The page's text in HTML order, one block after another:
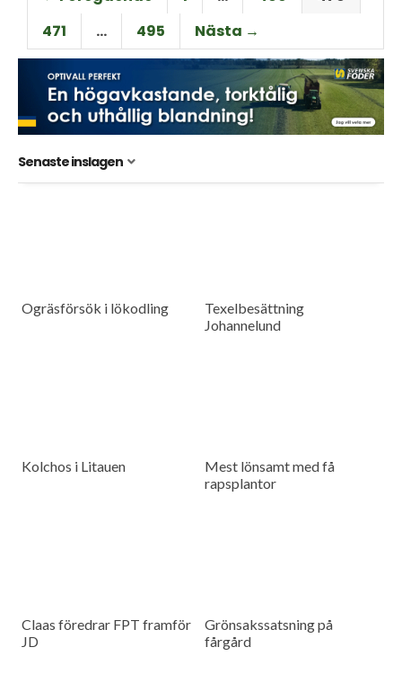
471
… 495 Nästa →
Senaste inslagen
Ogräsförsök i lökodling
Texelbesättning
Johannelund
Kolchos i Litauen
Mest lönsamt med få
rapsplantor
Claas föredrar FPT framför
JD
Grönsakssatsning på
fårgård